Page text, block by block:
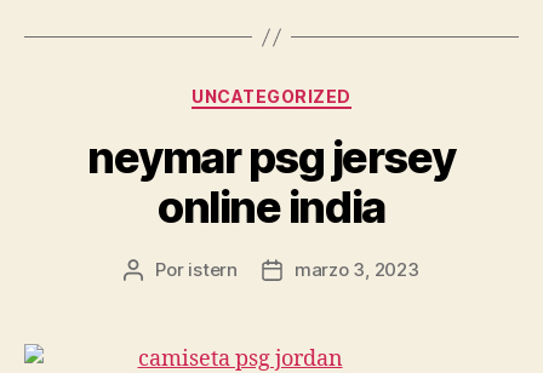
Categorías
UNCATEGORIZED
neymar psg jersey
online india
Autor
entrada
Por istern
Fecha
entrada
marzo 3, 2023